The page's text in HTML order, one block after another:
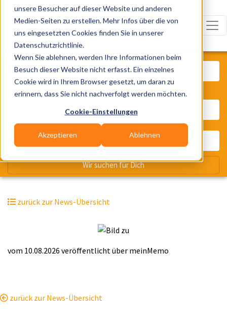
unsere Besucher auf dieser Website und anderen
Medien-Seiten zu erstellen. Mehr Infos über die von
uns eingesetzten Cookies finden Sie in unserer
Datenschutzrichtlinie.
Wenn Sie ablehnen, werden Ihre Informationen beim
Besuch dieser Website nicht erfasst. Ein einzelnes
Cookie wird in Ihrem Browser gesetzt, um daran zu
erinnern, dass Sie nicht nachverfolgt werden möchten.
Cookie-Einstellungen
Akzeptieren Ablehnen
zurück zur News-Übersicht
vom 10.08.2026 veröffentlicht über meinMemo
zurück zur News-Übersicht
Was? Künstler, Zelte, Bands,
Wo? Stadt, PLZ, Ort
Wir suchen für Dich